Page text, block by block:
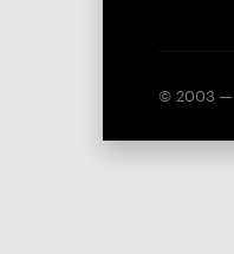
© 2003 —